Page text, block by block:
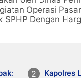
Operasi
SPHP Dengan
Kapolres